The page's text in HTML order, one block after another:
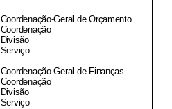
Coordenação-Geral de Orçamento
Coordenação
Divisão
Serviço
Coordenação-Geral de Finanças
Coordenação
Divisão
Serviço